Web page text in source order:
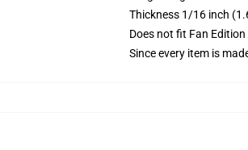
Thickness 1/16 inch
Does not fit Fan Edition
Since every item is